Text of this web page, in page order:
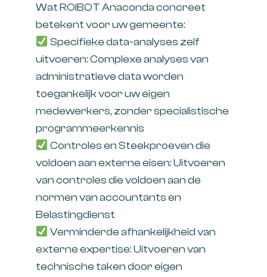
Wat ROIBOT Anaconda concreet
betekent voor uw gemeente:
Specifieke data-analyses zelf
uitvoeren: Complexe analyses van
administratieve data worden
toegankelijk voor uw eigen
medewerkers, zonder specialistische
programmeerkennis
Controles en Steekproeven die
voldoen aan externe eisen: Uitvoeren
van controles die voldoen aan de
normen van accountants en
Belastingdienst
Verminderde afhankelijkheid van
externe expertise: Uitvoeren van
technische taken door eigen